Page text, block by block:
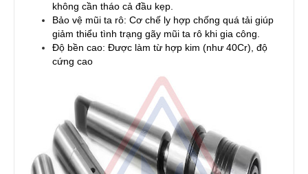
không cần tháo cả đầu kẹp.
Bảo vệ mũi ta rô: Cơ chế ly hợp chống quá tải giúp
giảm thiểu tình trạng gãy mũi ta rô khi gia công.
Độ bền cao: Được làm từ hợp kim (như 40Cr), độ
cứng cao